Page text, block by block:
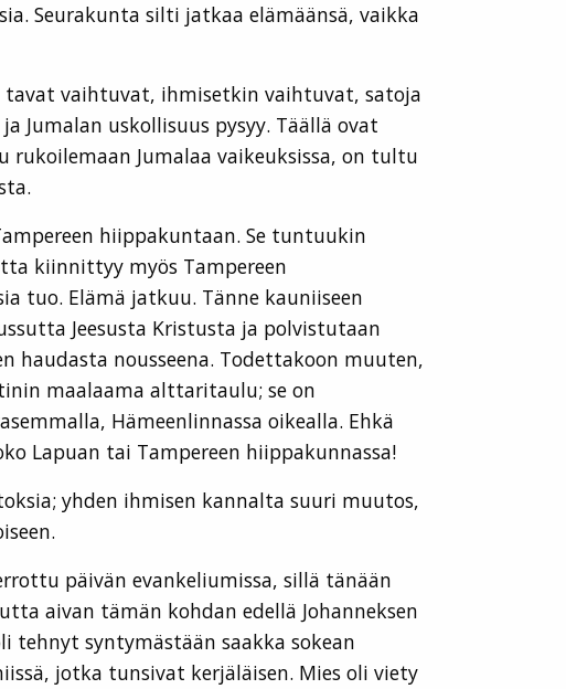
Seurakunta silti jatkaa elämäänsä, vaikka
vaihtuvat, ihmisetkin vaihtuvat, satoja
Jumalan uskollisuus pysyy. Täällä ovat
Jumalaa vaikeuksissa, on tultu
hiippakuntaan. Se tuntuukin
kiinnittyy myös Tampereen
tuo. Elämä jatkuu. Tänne kauniiseen
Jeesusta Kristusta ja polvistutaan
haudasta nousseena. Todettakoon muuten,
maalaama alttaritaulu; se on
Hämeenlinnassa oikealla. Ehkä
Lapuan tai Tampereen hiippakunnassa!
yhden ihmisen kannalta suuri muutos,
päivän evankeliumissa, sillä tänään
aivan tämän kohdan edellä Johanneksen
tehnyt syntymästään saakka sokean
jotka tunsivat kerjäläisen. Mies oli viety